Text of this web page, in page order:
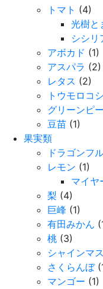
トマト (4)
光樹と
シシリ
アボカド (1)
アスパラ (2)
レタス (2)
トウモロコシ
グリーンピ
豆苗 (1)
果実類
ドラゴンフ
レモン (1)
マイヤ
梨 (4)
巨峰 (1)
有田みかん
桃 (3)
シャインマ
さくらんぼ
マンゴー (1)